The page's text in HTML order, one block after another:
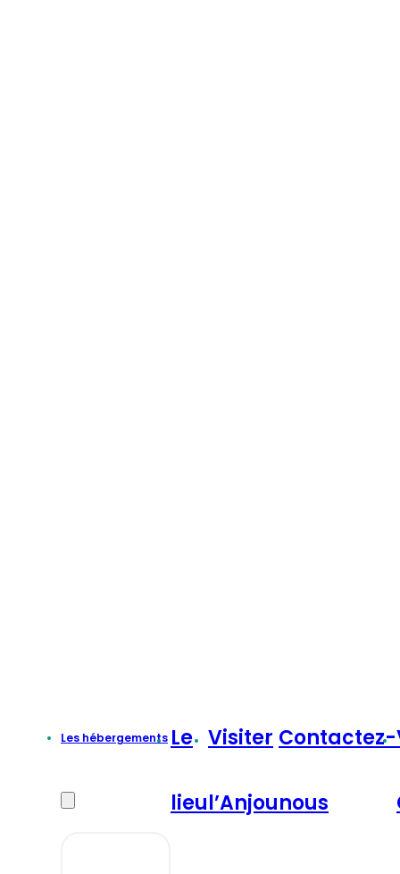
Les hébergements Le
lieu
Visiter
l’Anjou
Contactez-
nous